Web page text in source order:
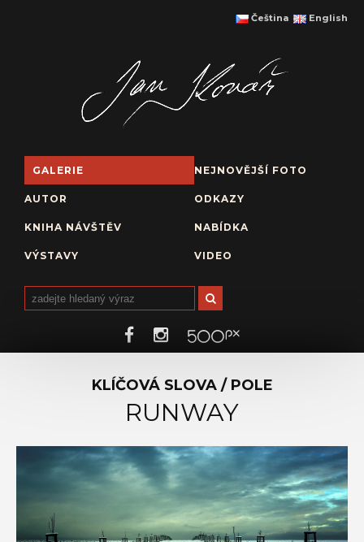
Čeština English
GALERIE NEJNOVĚJŠÍ FOTO
AUTOR ODKAZY
KNIHA NÁVŠTĚV NABÍDKA
VÝSTAVY VIDEO
KLÍČOVÁ SLOVA / POLE
RUNWAY